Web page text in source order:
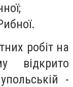
робіт на
відкрито
-